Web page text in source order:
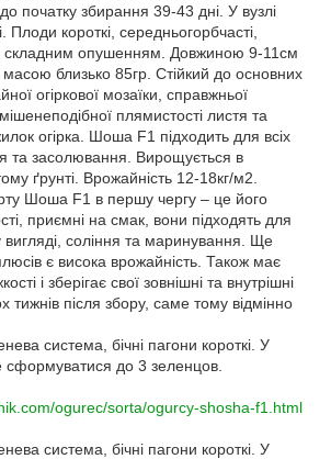
до початку збирання 39-43 дні. У вузлі
короткі, середньогорбчасті,
складним опушенням. Довжиною 9-11см
близько 85гр. Стійкий до основних
огіркової мозаїки, справжньої
плямистості листя та
огірка. Шоша F1 підходить для всіх
та засолювання. Вирощується в
ґрунті. Врожайність 12-18кг/м2.
Шоша F1 в першу чергу – це його
приємні на смак, вони підходять для
вигляді, соління та маринування. Ще
є висока врожайність. Також має
і зберігає свої зовнішні та внутрішні
тижнів після збору, саме тому відмінно
система, бічні пагони короткі. У
сформуватися до 3 зеленцов.
ogurec/sorta/ogurcy-shosha-f1.html
система, бічні пагони короткі. У